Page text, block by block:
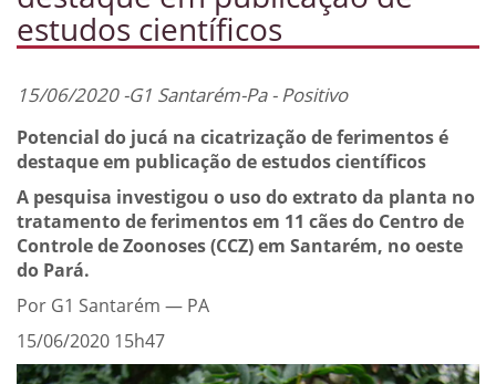
estudos científicos
15/06/2020 -G1 Santarém-Pa - Positivo
Potencial do jucá na cicatrização de ferimentos é
destaque em publicação de estudos científicos
A pesquisa investigou o uso do extrato da planta no
tratamento de ferimentos em 11 cães do Centro de
Controle de Zoonoses (CCZ) em Santarém, no oeste
do Pará.
Por G1 Santarém — PA
15/06/2020 15h47